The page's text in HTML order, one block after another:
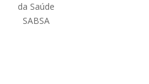
da Saúde
SABSA